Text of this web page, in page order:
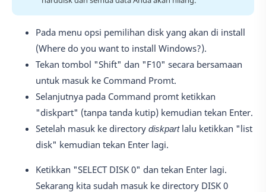
Pada menu opsi pemilihan disk yang akan di install
(Where do you want to install Windows?).
Tekan tombol "Shift" dan "F10" secara bersamaan
untuk masuk ke Command Promt.
Selanjutnya pada Command promt ketikkan
"diskpart" (tanpa tanda kutip) kemudian tekan Enter.
Setelah masuk ke directory diskpartlalu ketikkan "list
disk" kemudian tekan Enter lagi.
Ketikkan "SELECT DISK 0" dan tekan Enter lagi.
Sekarang kita sudah masuk ke directory DISK 0